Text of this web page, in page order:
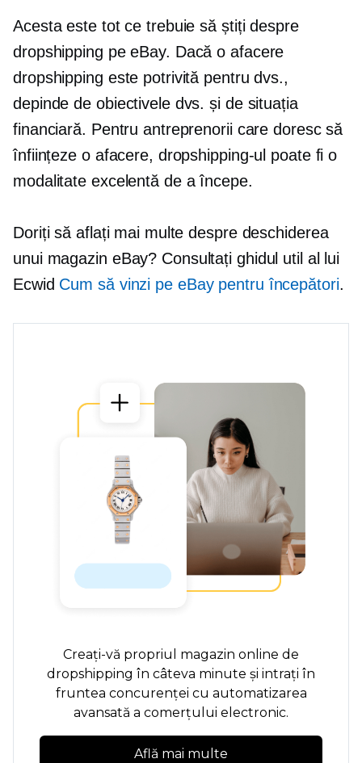
Acesta este tot ce trebuie să știți despre
dropshipping pe eBay. Dacă o afacere
dropshipping este potrivită pentru dvs.,
depinde de obiectivele dvs. și de situația
financiară. Pentru antreprenorii care doresc să
înființeze o afacere, dropshipping-ul poate fi o
modalitate excelentă de a începe.
Doriți să aflați mai multe despre deschiderea
unui magazin eBay? Consultați ghidul util al lui
Ecwid Cum să vinzi pe eBay pentru începători.
Creați-vă propriul magazin online de
dropshipping în câteva minute și intrați în
fruntea concurenței cu automatizarea
avansată a comerțului electronic.
Află mai multe